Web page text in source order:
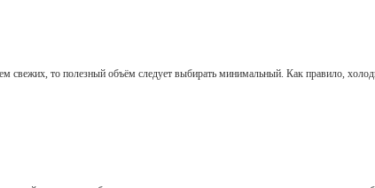
свежих, то полезный объём следует выбирать минимальный. Как правило,